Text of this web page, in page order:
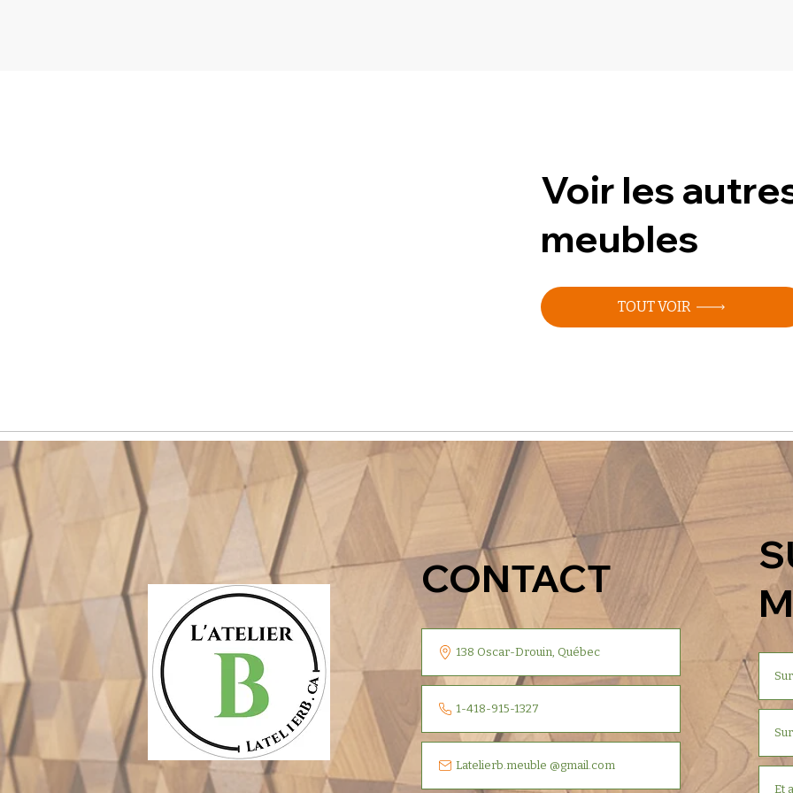
Voir les
meubles
TOUT VOIR
CONTACT
138 Oscar-Drouin, Québec
1-418-915-1327
Latelierb.meuble @gmail.com
Et